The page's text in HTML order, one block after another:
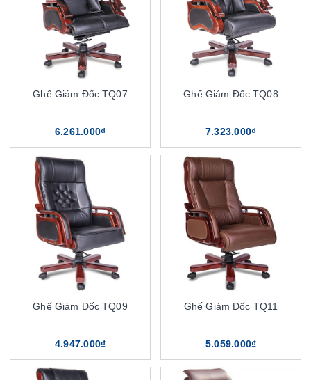
Ghế Giám Đốc TQ07
6.261.000₫
Ghế Giám Đốc TQ08
7.323.000₫
Ghế Giám Đốc TQ09
4.947.000₫
Ghế Giám Đốc TQ11
5.059.000₫